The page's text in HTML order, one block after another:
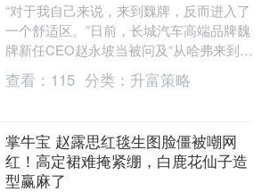
“对于我自己来说，来到魏牌，反而进入了
一个舒适区。”日前，长城汽车高端品牌魏
牌新任CEO赵永坡当被问及“从哈弗来到魏
牌压力大吗”时分享道。 魏牌前CEO冯复
之在....
查看： 115 分类： 升富策略
掌牛宝 赵露思红毯生图脸僵被嘲网
红！高定裙难掩紧绷，白鹿花仙子造
型赢麻了